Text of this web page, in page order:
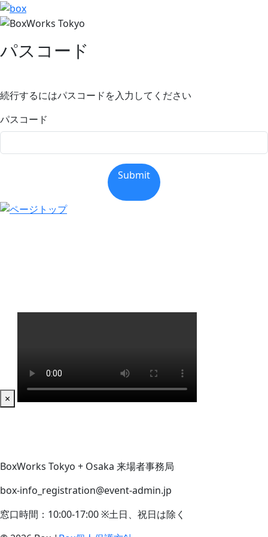
パスコード
続行するにはパスコードを入力してください
パスコード
Submit
BoxWorks Tokyo + Osaka 来場者事務局
box-info_registration@event-admin.jp
窓口時間：10:00-17:00 ※土日、祝日は除く
×